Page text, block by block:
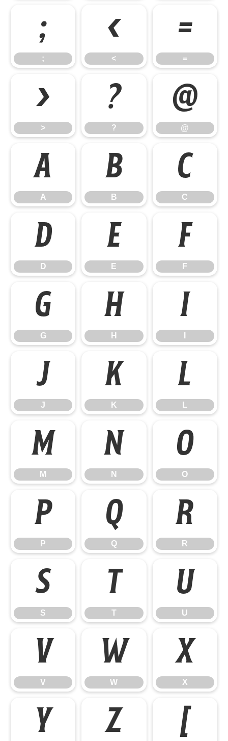
;
;
<
<
=
=
>
>
?
?
@
@
A
A
B
B
C
C
D
D
E
E
F
F
G
G
H
H
I
J
J
K
K
L
L
M
M
N
N
O
O
P
P
Q
Q
R
R
S
S
T
T
U
U
V
V
W
W
X
X
Y Z [